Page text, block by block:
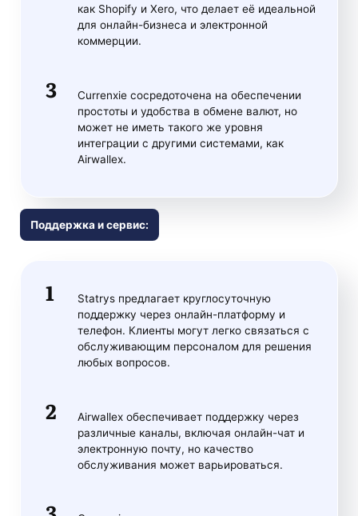
как Shopify и Xero, что делает её идеальной
для онлайн-бизнеса и электронной
коммерции.
Currenxie сосредоточена на обеспечении
простоты и удобства в обмене валют, но
может не иметь такого же уровня
интеграции с другими системами, как
Airwallex.
Поддержка и сервис:
Statrys предлагает круглосуточную
поддержку через онлайн-платформу и
телефон. Клиенты могут легко связаться с
обслуживающим персоналом для решения
любых вопросов.
Airwallex обеспечивает поддержку через
различные каналы, включая онлайн-чат и
электронную почту, но качество
обслуживания может варьироваться.